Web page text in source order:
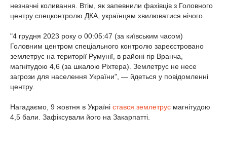
незначні коливання. Втім, як запевнили фахівців з Головного
центру спецконтролю ДКА, українцям хвилюватися нічого.
"4 грудня 2023 року о 00:05:47 (за київським часом)
Головним центром спеціального контролю зареєстровано
землетрус на території Румунії, в районі гір Вранча,
магнітудою 4,6 (за шкалою Ріхтера). Землетрус не несе
загрози для населення України", — йдеться у повідомленні
центру.
Нагадаємо, 9 жовтня в Україні стався землетрус магнітудою
4,5 бали. Зафіксували його на Закарпатті.